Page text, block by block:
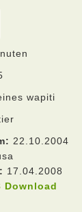
wapiti
22.10.2004
17.04.2008
Download